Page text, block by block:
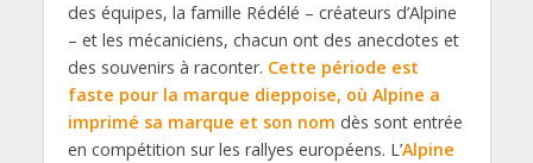
des équipes, la famille Rédélé – créateurs d’Alpine
– et les mécaniciens, chacun ont des anecdotes et
des souvenirs à raconter. Cette période est
faste pour la marque dieppoise, où Alpine a
imprimé sa marque et son nom dès sont entrée
en compétition sur les rallyes européens. L’Alpine